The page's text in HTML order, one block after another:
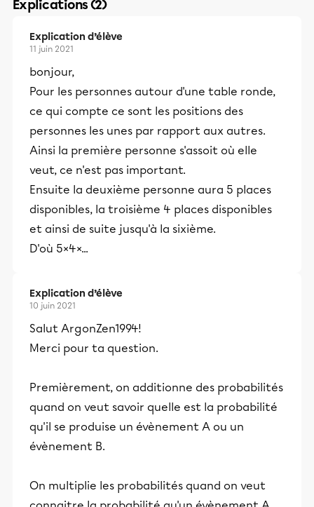
Explications (2)
Explication d’élève
11 juin 2021
bonjour,
Pour les personnes autour d'une table ronde,
ce qui compte ce sont les positions des
personnes les unes par rapport aux autres.
Ainsi la première personne s'assoit où elle
veut, ce n'est pas important.
Ensuite la deuxième personne aura 5 places
disponibles, la troisième 4 places disponibles
et ainsi de suite jusqu'à la sixième.
D'où 5×4×...
Explication d’élève
10 juin 2021
Salut ArgonZen1994!
Merci pour ta question.
Premièrement, on additionne des probabilités
quand on veut savoir quelle est la probabilité
qu'il se produise un évènement A ou un
évènement B.
On multiplie les probabilités quand on veut